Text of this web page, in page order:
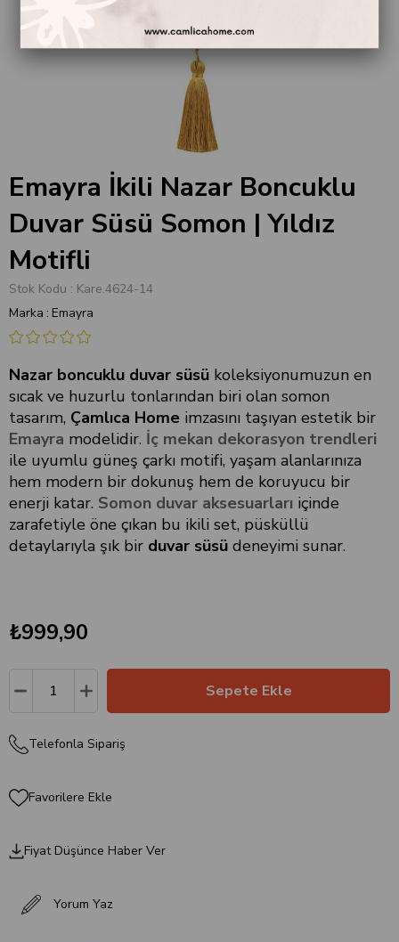
Emayra İkili Nazar Boncuklu
Duvar Süsü Somon | Yıldız
Motifli
Stok Kodu
Kare.4624-14
Marka : Emayra
Nazar boncuklu duvar süsü koleksiyonumuzun en
sıcak ve huzurlu tonlarından biri olan somon
tasarım, Çamlıca Home imzasını taşıyan estetik bir
Emayra modelidir. İç mekan dekorasyon trendleri
ile uyumlu güneş çarkı motifi, yaşam alanlarınıza
hem modern bir dokunuş hem de koruyucu bir
enerji katar. Somon duvar aksesuarları içinde
zarafetiyle öne çıkan bu ikili set, püsküllü
detaylarıyla şık bir duvar süsü deneyimi sunar.
₺999,90
Telefonla Sipariş
Favorilere Ekle
Fiyat Düşünce Haber Ver
Yorum Yaz